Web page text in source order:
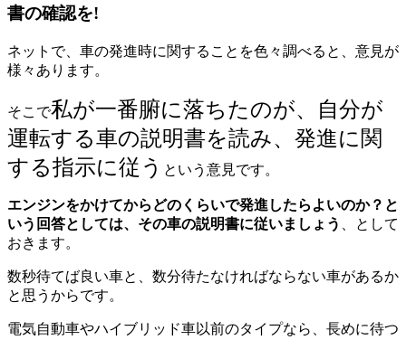
書の確認を!
ネットで、車の発進時に関することを色々調べると、意見が
様々あります。
そこで私が一番腑に落ちたのが、自分が
運転する車の説明書を読み、発進に関
する指示に従う という意見です。
エンジンをかけてからどのくらいで発進したらよいのか？と
いう回答としては、その車の説明書に従いましょう
、として
おきます。
数秒待てば良い車と、数分待たなければならない車があるか
と思うからです。
電気自動車やハイブリッド車以前のタイプなら、長めに待つ